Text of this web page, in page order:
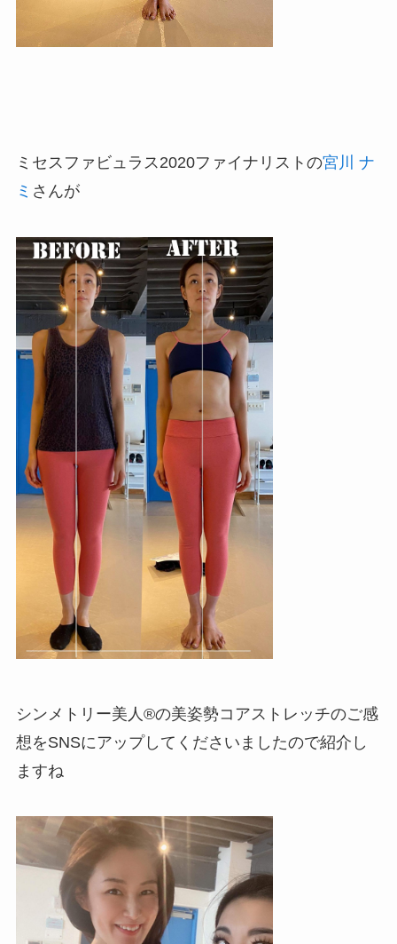
ミセスファビュラス2020ファイナリストの宮川 ナ
ミ さんが
シンメトリー美人 ®の美姿勢コアストレッチのご感
想をSNSにアップしてくださいましたので紹介し
ますね